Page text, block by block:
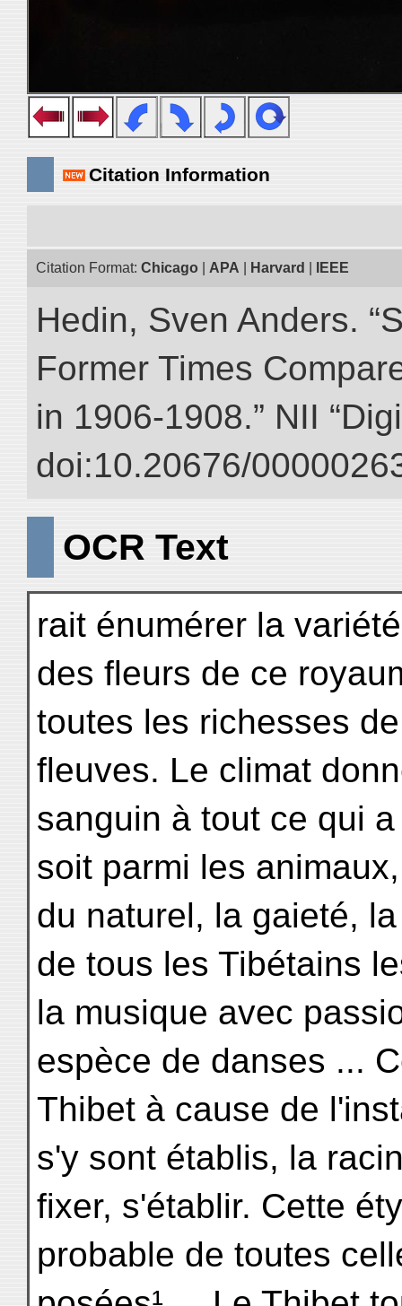
Citation Information
Citation Format: Chicago APA Harvard IEEE
Hedin, Sven Anders.
Former Times
in 1906-1908.” NII
doi:10.20676/
OCR Text
rait énumérer la
des fleurs de ce
toutes les richesses
fleuves. Le climat
sanguin à tout ce qui
soit parmi les
du naturel, la gaieté,
de tous les Tibétains
la musique avec
espèce de danses ...
Thibet à cause de
s'y sont établis, la
fixer, s'établir. Cette
probable de toutes